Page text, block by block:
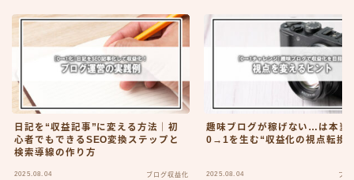
日記を“収益記事”に変える方法｜初
心者でもできるSEO変換ステップと
検索導線の作り方
2025.08.04 ブログ収益化
趣味ブログが稼げない…は本当
0→1を生む“収益化の視点転換
2025.08.04 ブロ